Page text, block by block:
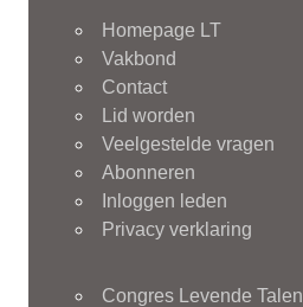
Homepage LT
Vakbond
Contact
Lid worden
Veelgestelde vragen
Abonneren
Inloggen leden
Privacy verklaring
Congres Levende Talen